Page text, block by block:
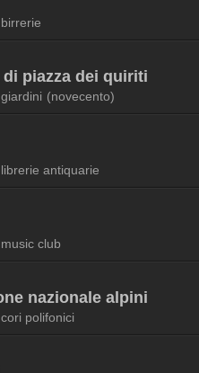
birrerie
piazza dei quiriti
giardini (novecento)
librerie antiquarie
music club
nazionale alpini
cori polifonici